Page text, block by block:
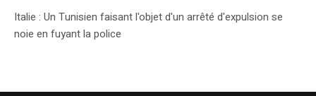
Italie : Un Tunisien faisant l'objet d'un arrêté d'expulsion se
noie en fuyant la police